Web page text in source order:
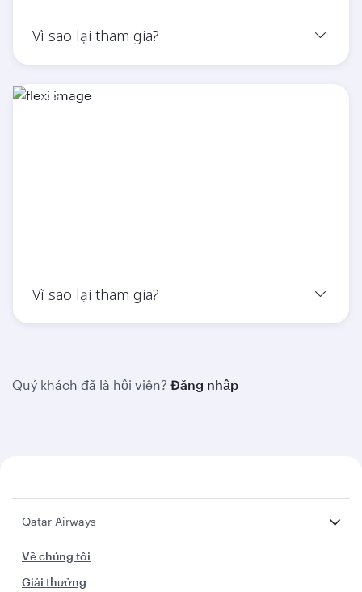
Vì sao lại tham gia?
Vì sao lại tham gia?
Quý khách đã là hội viên? Đăng nhập
Qatar Airways
Về chúng tôi
Giải thưởng